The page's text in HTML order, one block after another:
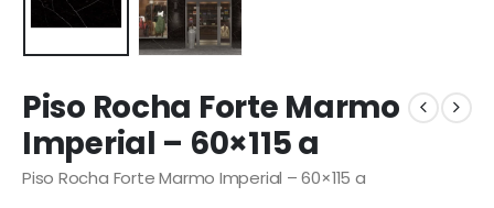
Piso Rocha Forte Marmo
Imperial – 60×115 a
Piso Rocha Forte Marmo Imperial – 60×115 a